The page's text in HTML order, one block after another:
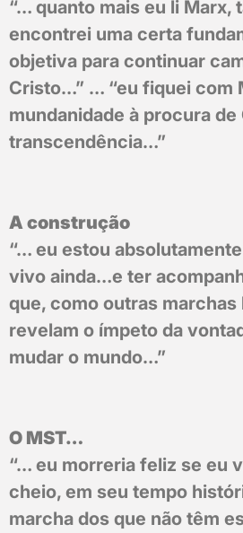
“… quanto mais eu li Marx,
encontrei uma certa
objetiva para continuar
Cristo…” … “eu fiquei com
mundanidade à procura de
transcendência…”
A construção
“… eu estou
vivo ainda…e ter
que, como outras
revelam o ímpeto da
mudar o mundo…”
O MST…
“… eu morreria feliz se eu
cheio, em seu tempo
marcha dos que não têm